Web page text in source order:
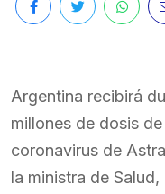
Argentina recibirá
millones de dosis
coronavirus de
la ministra de